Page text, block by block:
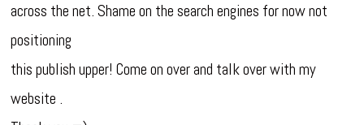
across the net. Shame on the search engines for now not
positioning
this publish upper! Come on over and talk over with my
website .